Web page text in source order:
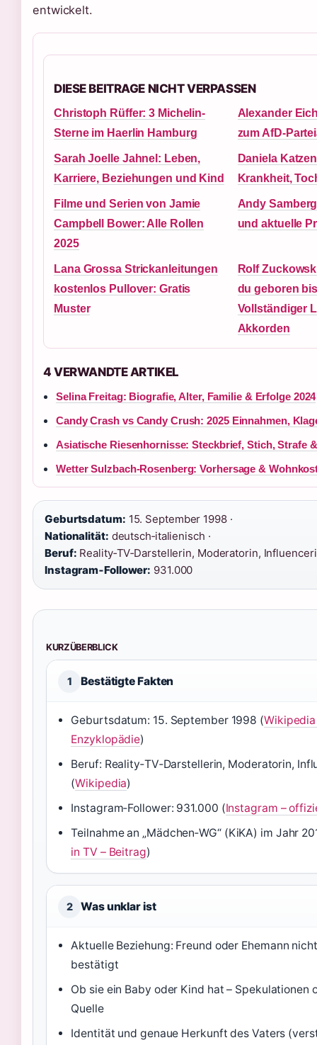
entwickelt.
DIESE BEITRAGE NICHT VERPASSEN
Christoph Rüffer: 3 Michelin-
Sterne im Haerlin Hamburg
Alexander
zum AfD-
Sarah Joelle Jahnel: Leben,
Karriere, Beziehungen und Kind
Daniela
Krankheit,
Filme und Serien von Jamie
Campbell Bower: Alle Rollen
2025
Andy
und aktuelle
Lana Grossa Strickanleitungen
kostenlos Pullover: Gratis
Muster
Rolf
du geboren
Vollständiger
Akkorden
4 VERWANDTE ARTIKEL
Selina Freitag: Biografie, Alter, Familie & Erfolge 2024
Candy Crash vs Candy Crush: 2025 Einnahmen,
Asiatische Riesenhornisse: Steckbrief, Stich, Strafe
Wetter Sulzbach-Rosenberg: Vorhersage &
Geburtsdatum: 15. September 1998 ·
Nationalität: deutsch‑italienisch ·
Beruf: Reality‑TV‑Darstellerin, Moderatorin,
Instagram‑Follower: 931.000
KURZÜBERBLICK
1 Bestätigte Fakten
Geburtsdatum: 15. September 1998 (
Enzyklopädie)
Beruf: Reality‑TV‑Darstellerin, Moderatorin,
(Wikipedia)
Instagram‑Follower: 931.000 (Instagram –
Teilnahme an „Mädchen‑WG“ (KiKA) im Jahr
in TV – Beitrag)
2 Was unklar ist
Aktuelle Beziehung: Freund oder Ehemann
bestätigt
Ob sie ein Baby oder Kind hat – Spekulationen
Quelle
Identität und genaue Herkunft des Vaters